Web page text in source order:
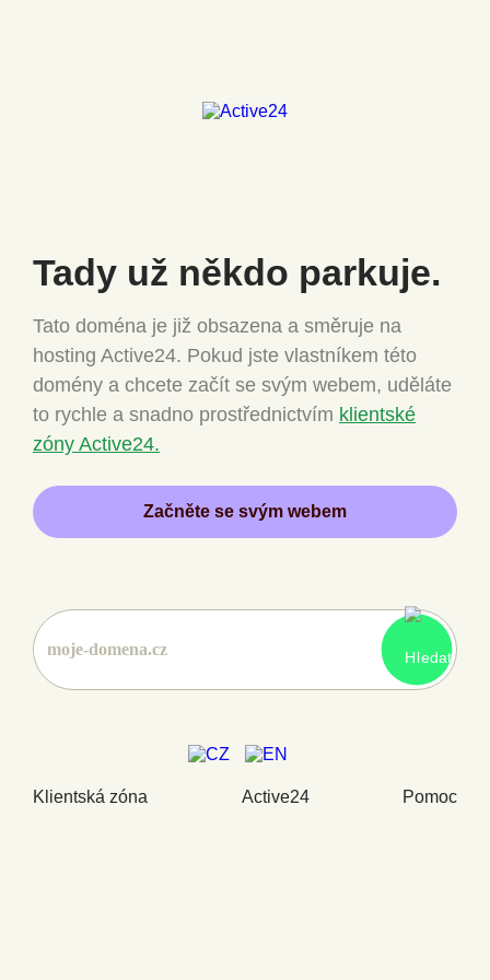
Tady už někdo parkuje.
Tato doména je již obsazena a směruje na
hosting Active24. Pokud jste vlastníkem této
domény a chcete začít se svým webem, uděláte
to rychle a snadno prostřednictvím klientské
zóny Active24.
Začněte se svým webem
Klientská zóna Active24 Pomoc